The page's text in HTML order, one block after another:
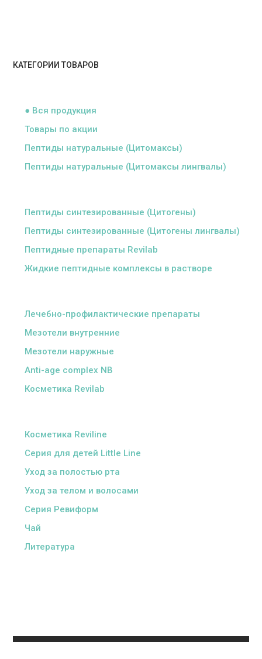
КАТЕГОРИИ ТОВАРОВ
● Вся продукция
Товары по акции
Пептиды натуральные (Цитомаксы)
Пептиды натуральные (Цитомаксы лингвалы)
Пептиды синтезированные (Цитогены)
Пептиды синтезированные (Цитогены лингвалы)
Пептидные препараты Revilab
Жидкие пептидные комплексы в растворе
Лечебно-профилактические препараты
Мезотели внутренние
Мезотели наружные
Anti-age complex NB
Косметика Revilab
Косметика Reviline
Серия для детей Little Line
Уход за полостью рта
Уход за телом и волосами
Серия Ревиформ
Чай
Литература